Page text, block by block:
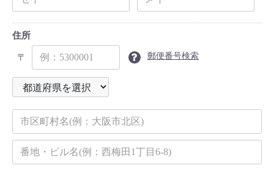
住所
〒 郵便番号検索